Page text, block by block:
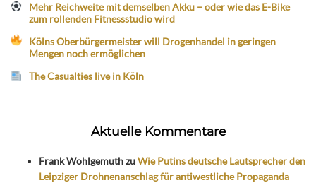
Mehr Reichweite mit demselben Akku – oder wie das E-Bike
zum rollenden Fitnessstudio wird
Kölns Oberbürgermeister will Drogenhandel in geringen
Mengen noch ermöglichen
The Casualties live in Köln
Aktuelle Kommentare
Frank WohlgemuthzuWie Putins deutsche Lautsprecher den
Leipziger Drohnenanschlag für antiwestliche Propaganda